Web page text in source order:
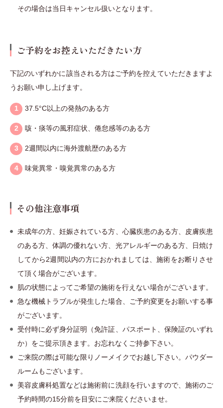
その場合は当日キャンセル扱いとなります。
ご予約をお控えいただきたい方
下記のいずれかに該当される方はご予約を控えていただきますよ
うお願い申し上げます。
37.5°C以上の発熱のある方
咳・痰等の風邪症状、倦怠感等のある方
2週間以内に海外渡航歴のある方
味覚異常・嗅覚異常のある方
その他注意事項
未成年の方、妊娠されている方、心臓疾患のある方、皮膚疾患
のある方、体調の優れない方、光アレルギーのある方、日焼け
してから2週間以内の方におかれましては、施術をお断りさせ
て頂く場合がございます。
肌の状態によってご希望の施術を行えない場合がございます。
急な機械トラブルが発生した場合、ご予約変更をお願いする事
がございます。
受付時に必ず身分証明（免許証、パスポート、保険証のいずれ
か）をご提示頂きます。お忘れなくご持参下さい。
ご来院の際は可能な限りノーメイクでお越し下さい。パウダー
ルームもございます。
美容皮膚科処置などは施術前に洗顔を行いますので、施術のご
予約時間の15分前を目安にご来院くださいませ。